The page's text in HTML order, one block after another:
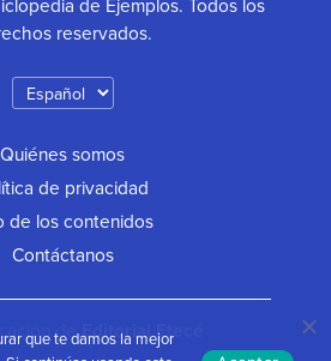
reservados.
Quiénes somos
de privacidad
de los contenidos
Contáctanos
deEditorial Etecé
que te damos la mejor